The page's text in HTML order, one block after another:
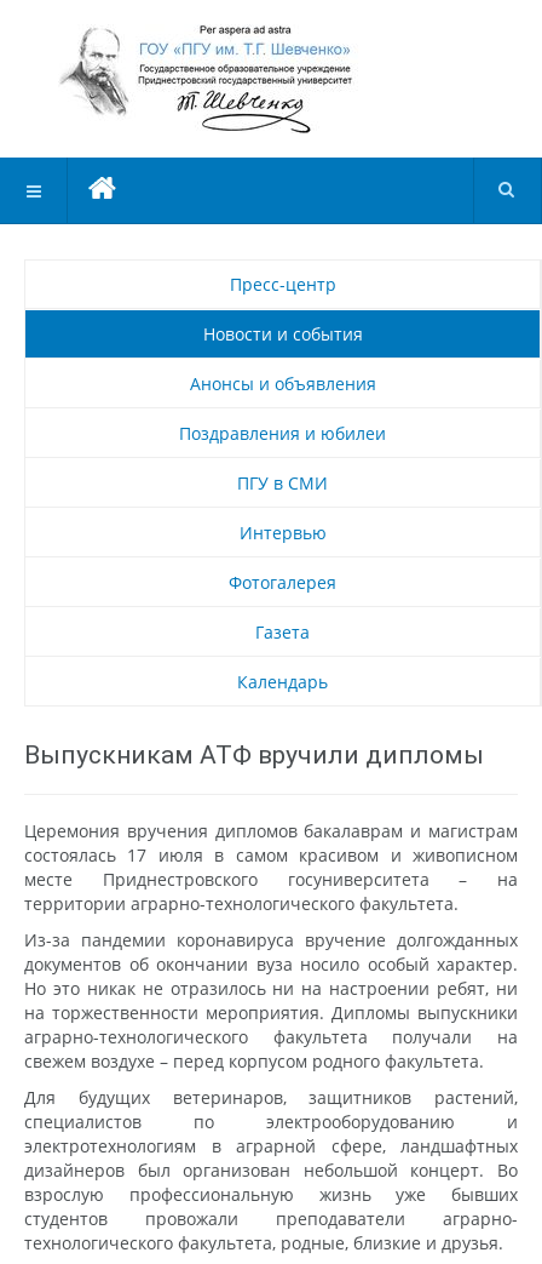
Пресс-центр
Новости и события
Анонсы и объявления
Поздравления и юбилеи
ПГУ в СМИ
Интервью
Фотогалерея
Газета
Календарь
Выпускникам АТФ вручили дипломы
Церемония вручения дипломов бакалаврам и магистрам
состоялась 17 июля в самом красивом и живописном
месте Приднестровского госуниверситета – на
территории аграрно-технологического факультета.
Из-за пандемии коронавируса вручение долгожданных
документов об окончании вуза носило особый характер.
Но это никак не отразилось ни на настроении ребят, ни
на торжественности мероприятия. Дипломы выпускники
аграрно-технологического факультета получали на
свежем воздухе – перед корпусом родного факультета.
Для будущих ветеринаров, защитников растений,
специалистов по электрооборудованию и
электротехнологиям в аграрной сфере, ландшафтных
дизайнеров был организован небольшой концерт. Во
взрослую профессиональную жизнь уже бывших
студентов провожали преподаватели аграрно-
технологического факультета, родные, близкие и друзья.